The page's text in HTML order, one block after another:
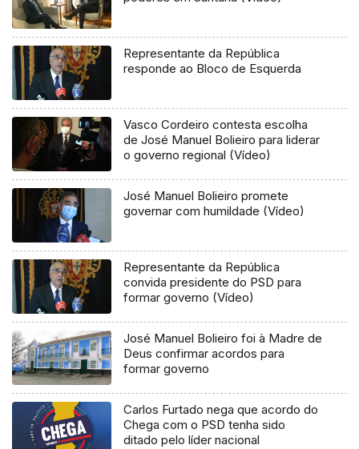
Representante da República
responde ao Bloco de Esquerda
Vasco Cordeiro contesta escolha
de José Manuel Bolieiro para liderar
o governo regional (Vídeo)
José Manuel Bolieiro promete
governar com humildade (Vídeo)
Representante da República
convida presidente do PSD para
formar governo (Vídeo)
José Manuel Bolieiro foi à Madre de
Deus confirmar acordos para
formar governo
Carlos Furtado nega que acordo do
Chega com o PSD tenha sido
ditado pelo líder nacional